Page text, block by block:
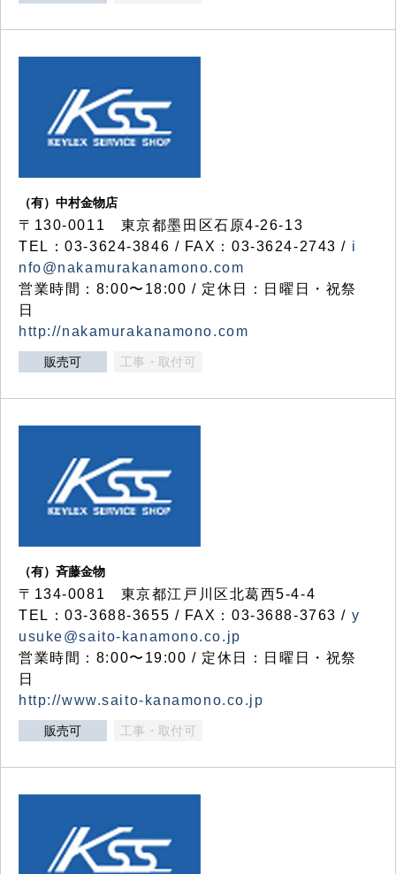
（有）中村金物店
〒130-0011 東京都墨田区石原4-26-13
TEL：03-3624-3846 / FAX：03-3624-2743 / i
nfo@nakamurakanamono.com
営業時間：8:00〜18:00 / 定休日：日曜日・祝祭
日
http://nakamurakanamono.com
販売可 工事・取付可
（有）斉藤金物
〒134-0081 東京都江戸川区北葛西5-4-4
TEL：03-3688-3655 / FAX：03-3688-3763 / y
usuke@saito-kanamono.co.jp
営業時間：8:00〜19:00 / 定休日：日曜日・祝祭
日
http://www.saito-kanamono.co.jp
販売可 工事・取付可